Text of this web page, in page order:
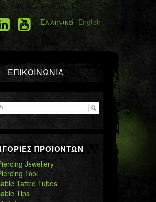
Ελληνικά English
ΕΠΙΚΟΙΝΩΝΙΑ
ΠΡΟΪΟΝΤΩΝ
Jewellery
Tool
Tattoo Tubes
Tips